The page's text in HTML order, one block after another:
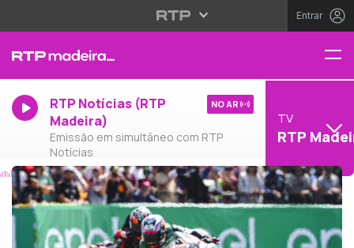
Entrar
RTP Notícias (RTP
Madeira)
Emissão em simultâneo com RTP
Notícias
NO AR
TV
RTP